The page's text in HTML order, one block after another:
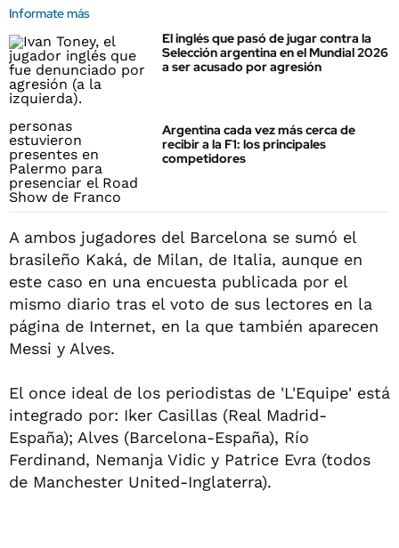
Informate más
El inglés que pasó de jugar contra la
Selección argentina en el Mundial 2026
a ser acusado por agresión
Argentina cada vez más cerca de
recibir a la F1: los principales
competidores
A ambos jugadores del Barcelona se sumó el
brasileño Kaká, de Milan, de Italia, aunque en
este caso en una encuesta publicada por el
mismo diario tras el voto de sus lectores en la
página de Internet, en la que también aparecen
Messi y Alves.
El once ideal de los periodistas de 'L'Equipe' está
integrado por: Iker Casillas (Real Madrid-
España); Alves (Barcelona-España), Río
Ferdinand, Nemanja Vidic y Patrice Evra (todos
de Manchester United-Inglaterra).